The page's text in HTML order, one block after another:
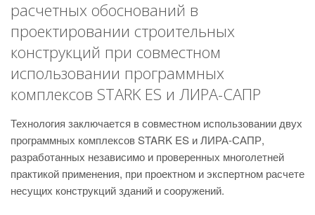
расчетных обоснований в
проектировании строительных
конструкций при совместном
использовании программных
комплексов STARK ES и ЛИРА-САПР
Технология заключается в совместном использовании двух
программных комплексов STARK ES и ЛИРА-САПР,
разработанных независимо и проверенных многолетней
практикой применения, при проектном и экспертном расчете
несущих конструкций зданий и сооружений.